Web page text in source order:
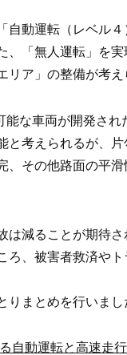
自動運転（レベル
、「無人運転」を
リア」の整備が考え
能な車両が開発され
と考えられるが、
、その他路面の平
は減ることが期待
ろ、被害者救済や
まとめを行いまし
自動運転と高速走